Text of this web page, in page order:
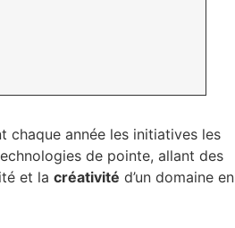
chaque année les initiatives les
de pointe, allant des
et la créativité d’un domaine en